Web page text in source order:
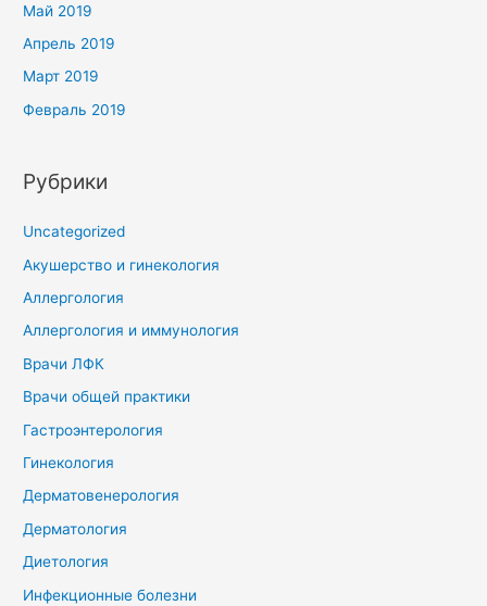
Май 2019
Апрель 2019
Март 2019
Февраль 2019
Рубрики
Uncategorized
Акушерство и гинекология
Аллергология
Аллергология и иммунология
Врачи ЛФК
Врачи общей практики
Гастроэнтерология
Гинекология
Дерматовенерология
Дерматология
Диетология
Инфекционные болезни